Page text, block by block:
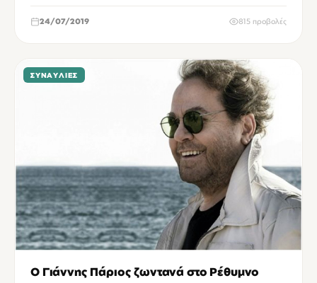
24/07/2019 815 προβολές
ΣΥΝΑΥΛΊΕΣ
Ο Γιάννης Πάριος ζωντανά στο Ρέθυμνο